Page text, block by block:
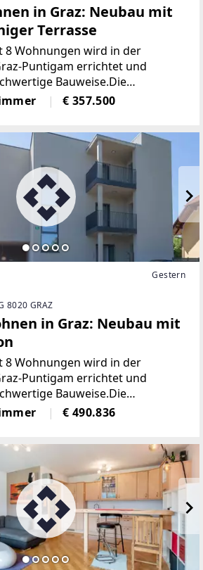
in Graz: Neubau mit
Terrasse
8 Wohnungen wird in der
Puntigam errichtet und
Bauweise.Die
Wohnungen - zwischen
- sind optimal
€ 357.500
Gestern
8020 GRAZ
in Graz: Neubau mit
8 Wohnungen wird in der
Puntigam errichtet und
Bauweise.Die
Wohnungen - zwischen
- sind optimal
€ 490.836